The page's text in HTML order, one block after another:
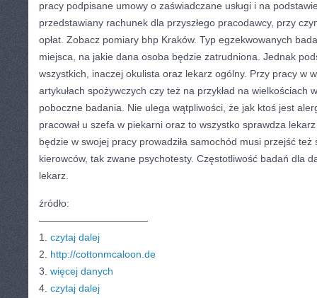
pracy podpisane umowy o zaświadczane usługi i na
przedstawiany rachunek dla przyszłego pracodawcy, przy
opłat. Zobacz pomiary bhp Kraków. Typ egzekwowanych
miejsca, na jakie dana osoba będzie zatrudniona. Jednak
wszystkich, inaczej okulista oraz lekarz ogólny. Przy pracy w
artykułach spożywczych czy też na przykład na wielkościach
poboczne badania. Nie ulega wątpliwości, że jak ktoś jest
pracował u szefa w piekarni oraz to wszystko sprawdza
będzie w swojej pracy prowadziła samochód musi przejść
kierowców, tak zwane psychotesty. Częstotliwość badań dla
lekarz.
źródło:
———————————
1. czytaj dalej
2. http://cottonmcaloon.de
3. więcej danych
4. czytaj dalej